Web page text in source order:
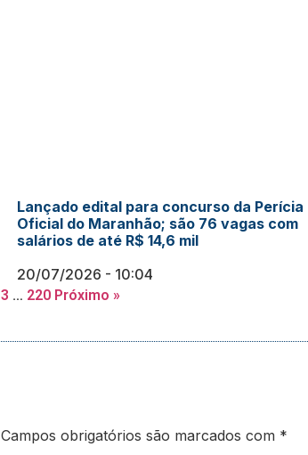
Lançado edital para concurso da Perícia
Oficial do Maranhão; são 76 vagas com
salários de até R$ 14,6 mil
20/07/2026
10:04
3 … 220 Próximo »
Campos obrigatórios são marcados com *